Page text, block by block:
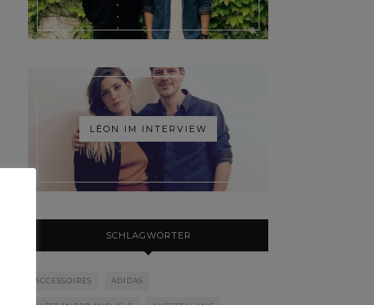
LÉON IM INTERVIEW
SCHLAGWÖRTER
ACCESSOIRES ADIDAS